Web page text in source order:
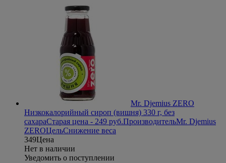
Mr. Djemius ZERO
Низкокалорийный сироп (вишня) 330 г, без
сахараСтарая цена - 249 руб.ПроизводительMr. Djemius
ZEROЦельСнижение веса
349Цена
Нет в наличии
Уведомить о поступлении